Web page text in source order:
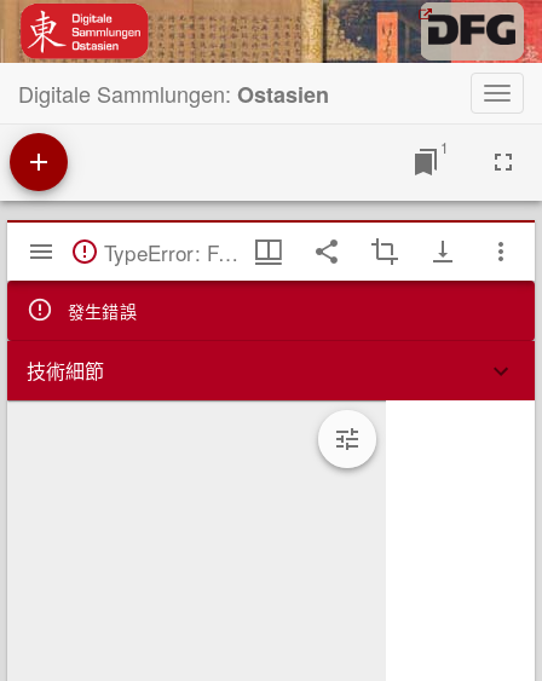
Digitale Sammlungen: Ostasien
1
Mirador
覽
TypeError: Failed to fetch
發生錯誤
技術細節